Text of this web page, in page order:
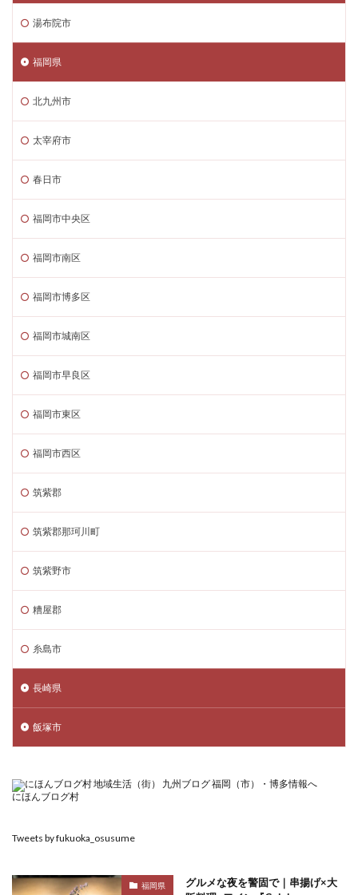
湯布院市
福岡県
北九州市
太宰府市
春日市
福岡市中央区
福岡市南区
福岡市博多区
福岡市城南区
福岡市早良区
福岡市東区
福岡市西区
筑紫郡
筑紫郡那珂川町
筑紫野市
糟屋郡
糸島市
長崎県
飯塚市
にほんブログ村
Tweets by fukuoka_osusume
福岡県
グルメな夜を警固で｜串揚げ×大